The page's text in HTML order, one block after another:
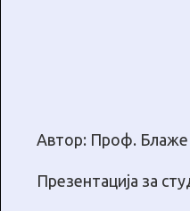
Автор: Проф.
Презентација за